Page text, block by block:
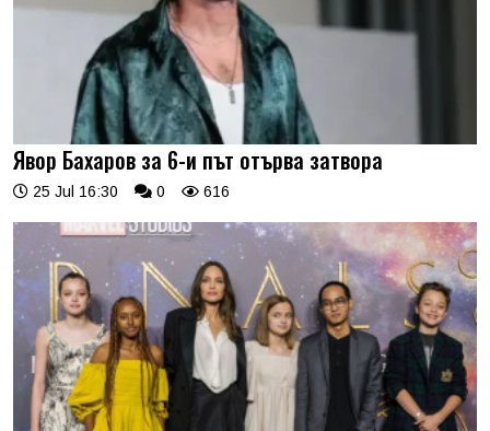
Явор Бахаров за 6-и път отърва затвора
25 Jul 16:30 0 616